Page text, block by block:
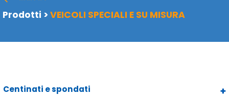
Prodotti > VEICOLI SPECIALI E SU MISURA
Centinati e spondati